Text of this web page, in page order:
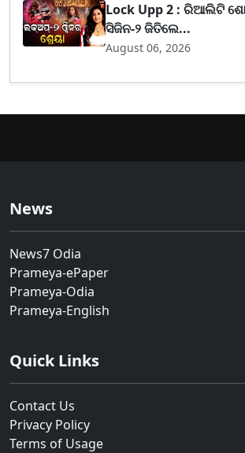
Lock Upp 2 : ରିଆଲିଟି
ସିଜିନ-୨ ଜିତିଲେ...
August 06, 2026
News
News7 Odia
Prameya-ePaper
Prameya-Odia
Prameya-English
Quick Links
Contact Us
Privacy Policy
Terms of Usage